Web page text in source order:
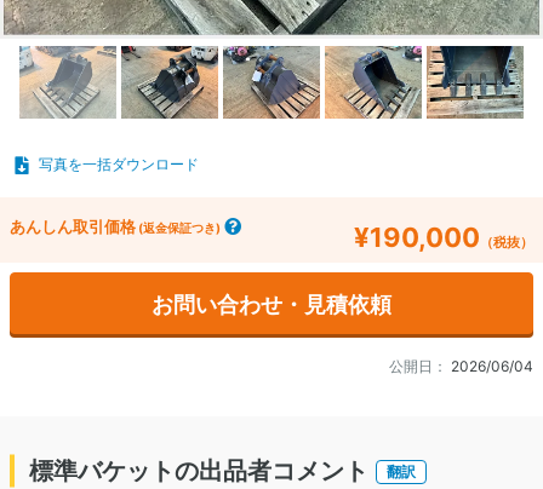
写真を一括ダウンロード
あんしん取引価格 (返金保証つき) ¥190,000 （税抜）
お問い合わせ・見積依頼
公開日： 2026/06/04
標準バケットの出品者コメント 翻訳